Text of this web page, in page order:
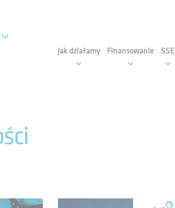
Jak działamy Finansowanie SSE